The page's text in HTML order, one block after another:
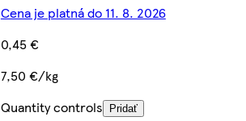
Cena je platná do 11. 8. 2026
0,45 €
7,50 €/kg
Quantity controls
Pridať